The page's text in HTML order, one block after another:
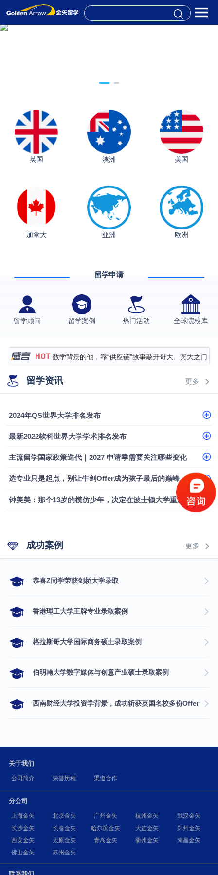
英国 澳洲 美国
加拿大 亚洲 欧洲
留学申请
留学顾问 留学案例 热门活动 全球院校库
从上海财大2+2到谢菲尔德：低均分逆袭QS百强金
伯明翰大学数字媒体与创意产业硕士录取案例
西南财经大学投资学背景，成功斩获英国名校多份
硕士录取
数学背景的他，靠“供应链”故事敲开哥大、宾大之门
专科逆袭伦敦大学学院UCL录取案例解析
香港浸会大学伦理与公共事务硕士录取
留学资讯 更多
2024年QS世界大学排名发布
最新2022软科世界大学学术排名发布
主流留学国家政策迭代｜2027 申请季需要关注哪些变化
选专业只是起点，别让牛剑Offer成为孩子最后的巅峰
钟美美：那个13岁的模仿少年，决定在波士顿大学重新定义自己
成功案例 更多
​恭喜Z同学荣获剑桥大学录取
香港理工大学王牌专业录取案例
格拉斯哥大学国际商务硕士录取案例
伯明翰大学数字媒体与创意产业硕士录取案例
西南财经大学投资学背景，成功斩获英国名校多份Offer
关于我们
公司简介 荣誉历程 渠道合作
分公司
上海金矢 北京金矢 广州金矢 杭州金矢
武汉金矢
长沙金矢
长春金矢 哈尔滨金矢 大连金矢
郑州金矢
西安金矢
太原金矢 青岛金矢 衢州金矢
南昌金矢
佛山金矢
苏州金矢